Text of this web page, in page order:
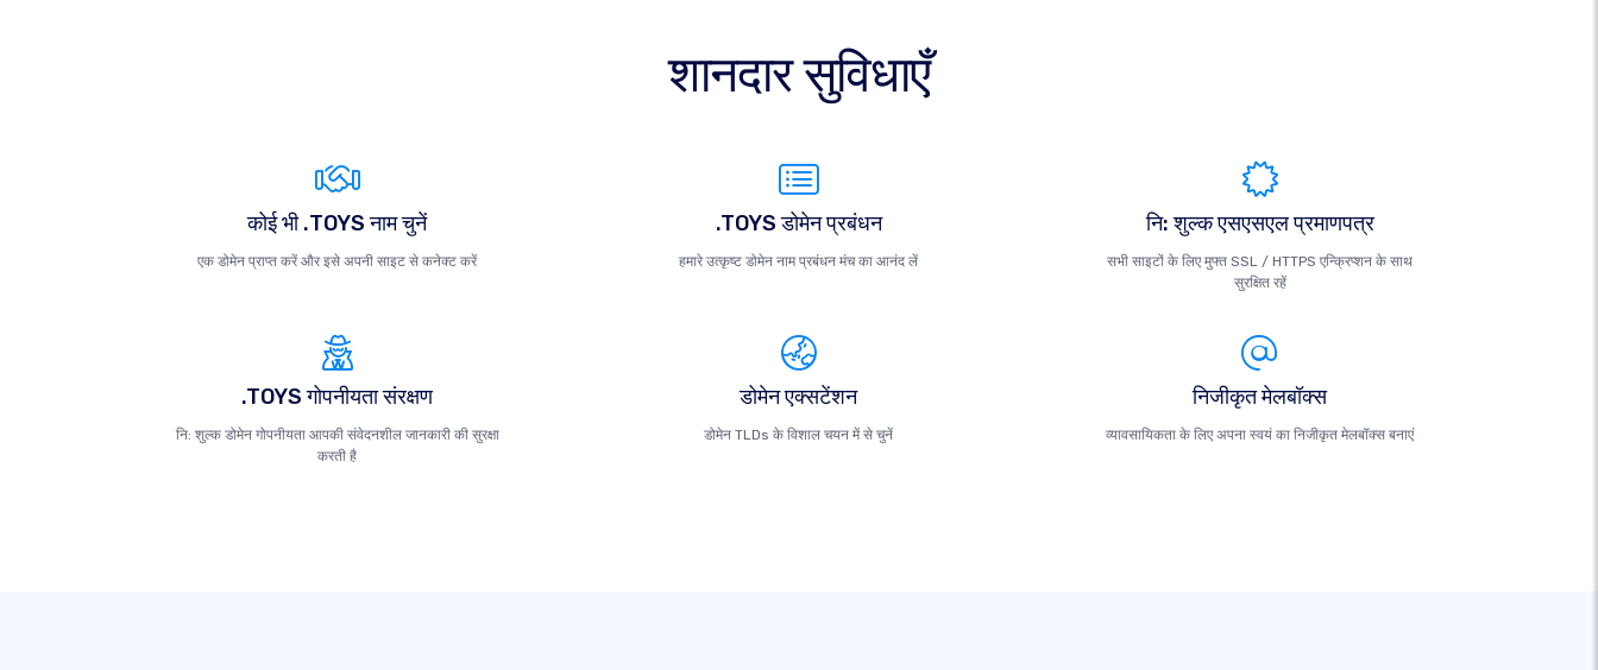
शानदार सुविधाएँ
कोई भी .TOYS नाम चुनें
एक डोमेन प्राप्त करें और इसे अपनी साइट से कनेक्ट करें
.TOYS डोमेन प्रबंधन
हमारे उत्कृष्ट डोमेन नाम प्रबंधन मंच का आनंद लें
नि: शुल्क एसएसएल प्रमाणपत्र
सभी साइटों के लिए मुफ्त SSL / HTTPS एन्क्रिप्शन के साथ
सुरक्षित रहें
.TOYS गोपनीयता संरक्षण
नि: शुल्क डोमेन गोपनीयता आपकी संवेदनशील जानकारी की सुरक्षा
करती है
डोमेन एक्सटेंशन
डोमेन TLDs के विशाल चयन में से चुनें
निजीकृत मेलबॉक्स
व्यावसायिकता के लिए अपना स्वयं का निजीकृत मेलबॉक्स बनाएं